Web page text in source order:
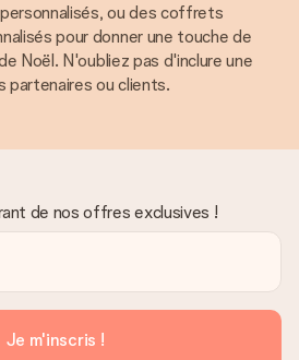
ou des coffrets
pour donner une touche de
Noël. N'oubliez pas d'inclure une
partenaires ou clients.
de nos offres exclusives !
Je m'inscris !